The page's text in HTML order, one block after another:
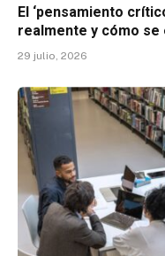
El ‘pensamiento
realmente y cómo se
29 julio, 2026